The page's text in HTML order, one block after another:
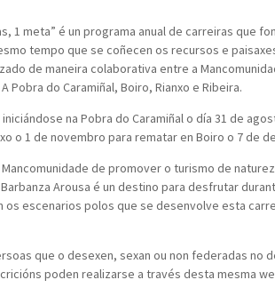
1 meta” é un programa anual de carreiras que
tempo que se coñecen os recursos e
de maneira colaborativa entre a
do Caramiñal, Boiro, Rianxo e Ribeira.
na Pobra do Caramiñal o día 31 de
o 1 de novembro para rematar en Boiro o 7 de
de promover o turismo de
Arousa é un destino para desfrutar
os escenarios polos que se desenvolve esta
que o desexen, sexan ou non federadas no
poden realizarse a través desta mesma